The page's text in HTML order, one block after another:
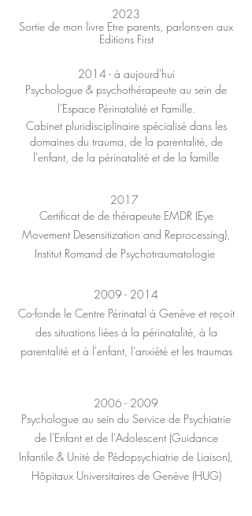
2023
Sortie de mon livre Etre parents, parlons-en aux
Editions First
2014 - à aujourd'hui
Psychologue & psychothérapeute au sein de
l'Espace Périnatalité et Famille.
Cabinet pluridisciplinaire spécialisé dans les
domaines du trauma, de la parentalité, de
l'enfant, de la périnatalité et de la famille
2017
Certificat de de thérapeute EMDR (Eye
Movement Desensitization and Reprocessing),
Institut Romand de Psychotraumatologie
2009 - 2014
Co-fonde le Centre Périnatal à Genève et reçoit
des situations liées à la périnatalité, à la
parentalité et à l'enfant, l'anxiété et les traumas
2006 - 2009
Psychologue au sein du Service de Psychiatrie
de l'Enfant et de l'Adolescent (Guidance
Infantile & Unité de Pédopsychiatrie de Liaison),
Hôpitaux Universitaires de Genève (HUG)